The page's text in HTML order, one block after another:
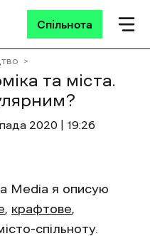
Спільнота
та міста.
2020 | 19:26
Media я описую
, крафтове,
спільноту.